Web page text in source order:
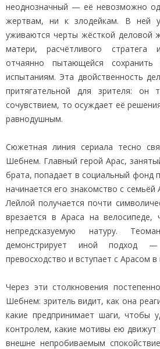
неоднозначный — её невозможно
жертвам, ни к злодейкам. В ней
уживаются черты жёсткой деловой
матери, расчётливого
отчаянно пытающейся
испытаниям. Эта двойственность
притягательной для зрителя: он
сочувствием, то осуждает её
равнодушным.
Сюжетная линия сериала тесно
Шебнем. Главный герой Арас,
брата, попадает в социальный фонд
начинается его знакомство с семьёй
Лейлой получается почти
врезается в Араса на
непредсказуемую натуру.
демонстрирует иной подход —
превосходство и вступает с Арасом
Через эти столкновения
Шебнем: зритель видит, как она
какие предпринимает шаги, чтобы
контролем, какие мотивы ею движут
внешне непробиваемым